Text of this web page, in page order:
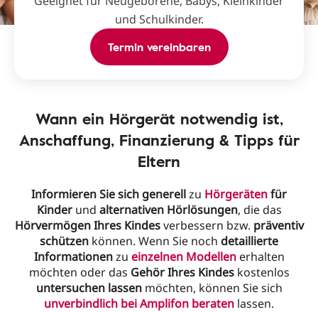
und Schulkinder.
Termin vereinbaren
Wann ein Hörgerät notwendig ist,
Anschaffung, Finanzierung & Tipps für
Eltern
Informieren Sie sich generellzu Hörgerätenfür
Kinderund alternativen Hörlösungen, die das
Hörvermögen Ihres Kindesverbessern bzw. präventiv
schützen können. Wenn Sie noch detaillierte
Informationenzu einzelnen Modellenerhalten
möchten oder das Gehör Ihres Kindeskostenlos
untersuchen lassenmöchten, können Sie sich
unverbindlich bei Amplifon beraten lassen.